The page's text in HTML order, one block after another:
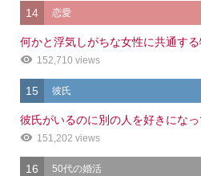
14 恋愛
何かと浮気しがちな女性に共通す
152,710 views
15 彼氏
彼氏がいるのに別の人を好きにな
151,202 views
16 50代の婚活